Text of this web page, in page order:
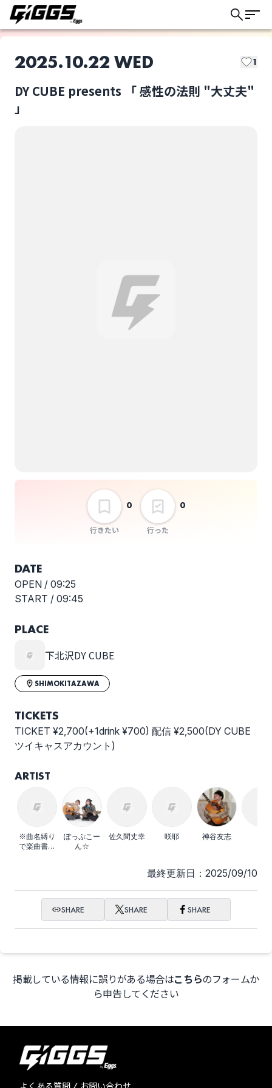
2025.10.22 WED 1
DY CUBE presents 「 感性の法則 "大丈夫"
」
行きたい
0
行った
0
DATE
OPEN / 09:25
START / 09:45
PLACE
下北沢DY CUBE
SHIMOKITAZAWA
TICKETS
TICKET ¥2,700(+1drink ¥700) 配信 ¥2,500(DY CUBE
ツイキャスアカウント)
ARTIST
※曲名縛り
で楽曲書き
ぽっぷこー
ん☆
佐久間丈幸 咲耶 神谷友志
最終更新日：2025/09/10
SHARE SHARE SHARE
掲載している情報に誤りがある場合はこちらのフォームか
ら申告してください
このライブの取り置きは終了しました